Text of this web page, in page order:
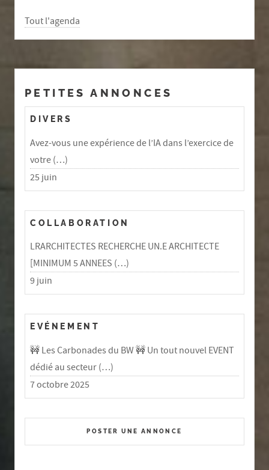
Tout l'agenda
PETITES ANNONCES
DIVERS
Avez-vous une expérience de l’IA dans l’exercice de
votre (…)
25 juin
COLLABORATION
LRARCHITECTES RECHERCHE UN.E ARCHITECTE
[MINIMUM 5 ANNEES (…)
9 juin
EVÉNEMENT
🚧 Les Carbonades du BW 🚧 Un tout nouvel EVENT
dédié au secteur (…)
7 octobre 2025
POSTER UNE ANNONCE